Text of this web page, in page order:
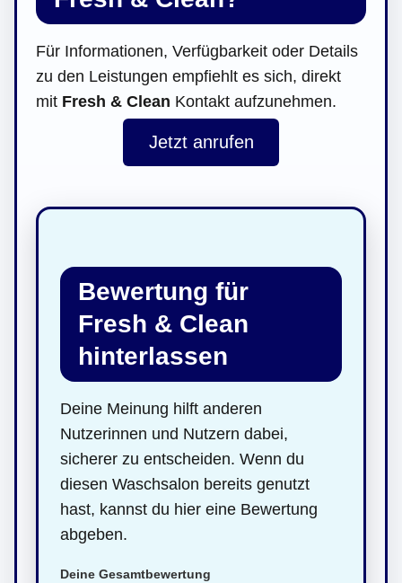
Für Informationen, Verfügbarkeit oder Details
zu den Leistungen empfiehlt es sich, direkt
mit Fresh & Clean Kontakt aufzunehmen.
Jetzt anrufen
Bewertung für
Fresh & Clean
hinterlassen
Deine Meinung hilft anderen
Nutzerinnen und Nutzern dabei,
sicherer zu entscheiden. Wenn du
diesen Waschsalon bereits genutzt
hast, kannst du hier eine Bewertung
abgeben.
Deine Gesamtbewertung